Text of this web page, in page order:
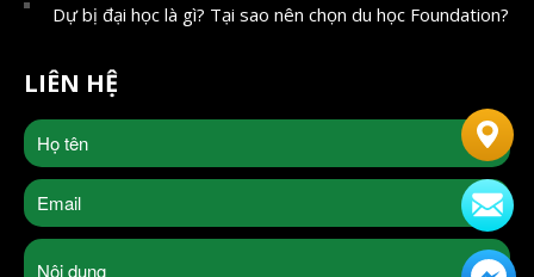
Dự bị đại học là gì? Tại sao nên chọn du học Foundation?
LIÊN HỆ